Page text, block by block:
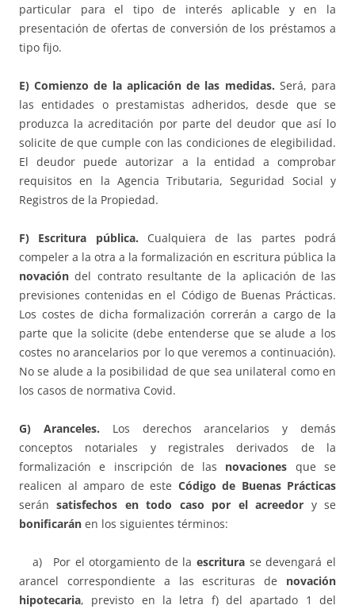
particular para el tipo de interés aplicable y en la
presentación de ofertas de conversión de los préstamos a
tipo fijo.
E) Comienzo de la aplicación de las medidas. Será, para
las entidades o prestamistas adheridos, desde que se
produzca la acreditación por parte del deudor que así lo
solicite de que cumple con las condiciones de elegibilidad.
El deudor puede autorizar a la entidad a comprobar
requisitos en la Agencia Tributaria, Seguridad Social y
Registros de la Propiedad.
F) Escritura pública. Cualquiera de las partes podrá
compeler a la otra a la formalización en escritura pública la
novación del contrato resultante de la aplicación de las
previsiones contenidas en el Código de Buenas Prácticas.
Los costes de dicha formalización correrán a cargo de la
parte que la solicite (debe entenderse que se alude a los
costes no arancelarios por lo que veremos a continuación).
No se alude a la posibilidad de que sea unilateral como en
los casos de normativa Covid.
G) Aranceles. Los derechos arancelarios y demás
conceptos notariales y registrales derivados de la
formalización e inscripción de las novaciones que se
realicen al amparo de este Código de Buenas Prácticas
seránsatisfechos en todo caso por el acreedor y se
bonificarán en los siguientes términos:
a) Por el otorgamiento de laescritura se devengará el
arancel correspondiente a las escrituras de novación
hipotecaria, previsto en la letra f) del apartado 1 del